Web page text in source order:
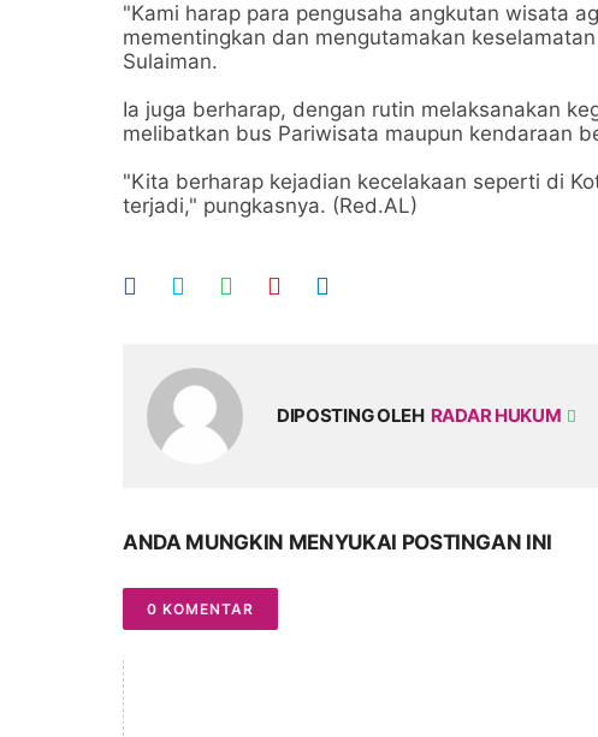
"Kami harap para pengusaha angkutan wisata
mementingkan dan mengutamakan
Sulaiman.
Ia juga berharap, dengan rutin melaksanakan
melibatkan bus Pariwisata maupun kendaraan
"Kita berharap kejadian kecelakaan seperti di
terjadi," pungkasnya. (Red.AL)
DIPOSTING OLEH RADAR HUKUM
ANDA MUNGKIN MENYUKAI POSTINGAN INI
0 KOMENTAR